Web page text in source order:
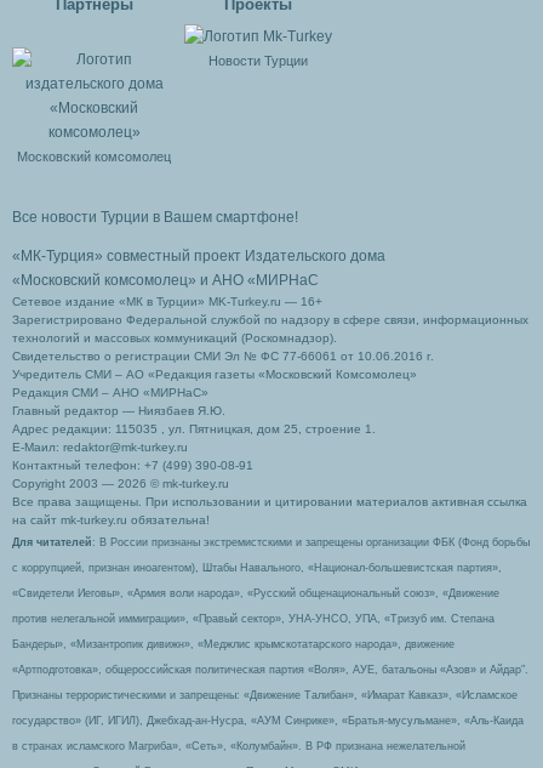
Партнеры
Московский комсомолец
Проекты
Новости Турции
Все новости Турции в Вашем смартфоне!
«МК-Турция» совместный проект Издательского дома
«Московский комсомолец» и АНО «МИРНаС
Сетевое издание «МК в Турции» MK-Turkey.ru — 16+
Зарегистрировано Федеральной службой по надзору в сфере связи, информационных
технологий и массовых коммуникаций (Роскомнадзор).
Свидетельство о регистрации СМИ Эл № ФС 77-66061 от 10.06.2016 г.
Учредитель СМИ – АО «Редакция газеты «Московский Комсомолец»
Редакция СМИ – АНО «МИРНаС»
Главный редактор — Ниязбаев Я.Ю.
Адрес редакции: 115035 , ул. Пятницкая, дом 25, строение 1.
Е-Маил: redaktor@mk-turkey.ru
Контактный телефон: +7 (499) 390-08-91
Copyright 2003 — 2026 © mk-turkey.ru
Все права защищены. При использовании и цитировании материалов активная ссылка
на сайт mk-turkey.ru обязательна!
Для читателей : В России признаны экстремистскими и запрещены организации ФБК (Фонд борьбы
с коррупцией, признан иноагентом), Штабы Навального, «Национал-большевистская партия»,
«Свидетели Иеговы», «Армия воли народа», «Русский общенациональный союз», «Движение
против нелегальной иммиграции», «Правый сектор», УНА-УНСО, УПА, «Тризуб им. Степана
Бандеры», «Мизантропик дивижн», «Меджлис крымскотатарского народа», движение
«Артподготовка», общероссийская политическая партия «Воля», АУЕ, батальоны «Азов» и Айдар″.
Признаны террористическими и запрещены: «Движение Талибан», «Имарат Кавказ», «Исламское
государство» (ИГ, ИГИЛ), Джебхад-ан-Нусра, «АУМ Синрике», «Братья-мусульмане», «Аль-Каида
в странах исламского Магриба», «Сеть», «Колумбайн». В РФ признана нежелательной